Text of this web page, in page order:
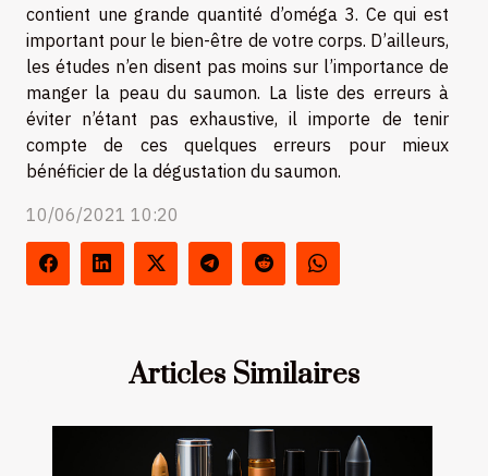
contient une grande quantité d’oméga 3. Ce qui est
important pour le bien-être de votre corps. D’ailleurs,
les études n’en disent pas moins sur l’importance de
manger la peau du saumon. La liste des erreurs à
éviter n’étant pas exhaustive, il importe de tenir
compte de ces quelques erreurs pour mieux
bénéficier de la dégustation du saumon.
10/06/2021 10:20
Articles Similaires